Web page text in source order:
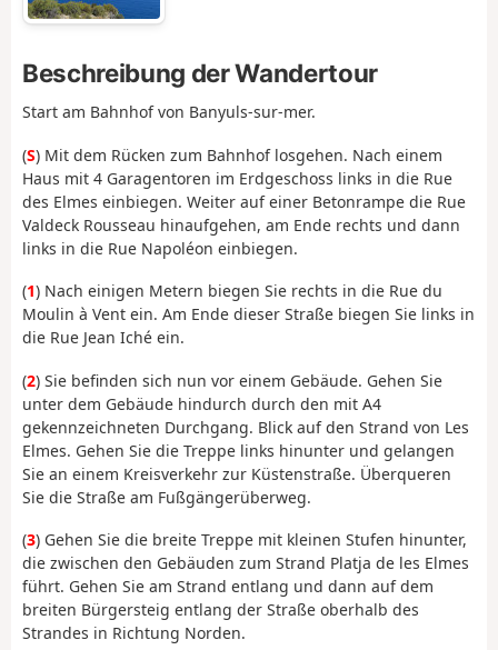
Beschreibung der Wandertour
Start am Bahnhof von Banyuls-sur-mer.
(S) Mit dem Rücken zum Bahnhof losgehen. Nach einem
Haus mit 4 Garagentoren im Erdgeschoss links in die Rue
des Elmes einbiegen. Weiter auf einer Betonrampe die Rue
Valdeck Rousseau hinaufgehen, am Ende rechts und dann
links in die Rue Napoléon einbiegen.
(1) Nach einigen Metern biegen Sie rechts in die Rue du
Moulin à Vent ein. Am Ende dieser Straße biegen Sie links in
die Rue Jean Iché ein.
(2) Sie befinden sich nun vor einem Gebäude. Gehen Sie
unter dem Gebäude hindurch durch den mit A4
gekennzeichneten Durchgang. Blick auf den Strand von Les
Elmes. Gehen Sie die Treppe links hinunter und gelangen
Sie an einem Kreisverkehr zur Küstenstraße. Überqueren
Sie die Straße am Fußgängerüberweg.
(3) Gehen Sie die breite Treppe mit kleinen Stufen hinunter,
die zwischen den Gebäuden zum Strand Platja de les Elmes
führt. Gehen Sie am Strand entlang und dann auf dem
breiten Bürgersteig entlang der Straße oberhalb des
Strandes in Richtung Norden.